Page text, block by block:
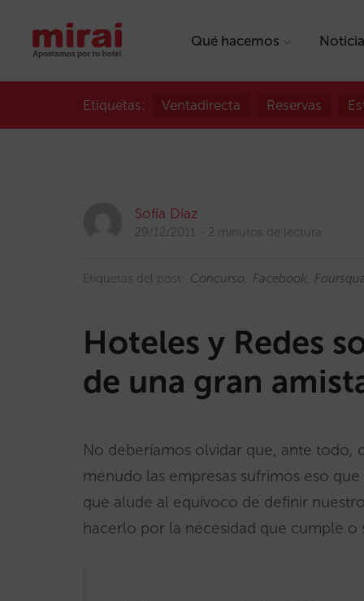
Qué hacemos
Etiquetas: Ventadirecta Reservas
Sofía Díaz
29/12/2011 2 minutos de lectura
Etiquetas del post: Concurso Facebook
Hoteles y Redes
de una gran
No deberíamos olvidar que, ante todo,
menudo las empresas sufrimos eso
que alude al equívoco de definir
hacerlo por la necesidad que cumple